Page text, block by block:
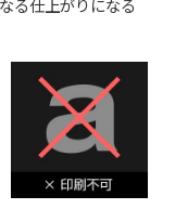
る仕上がりになる